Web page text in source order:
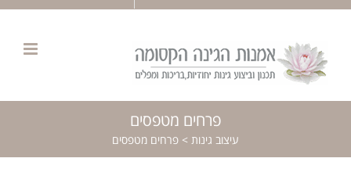
פרחים מטפסים
עיצוב גינות > פרחים מטפסים